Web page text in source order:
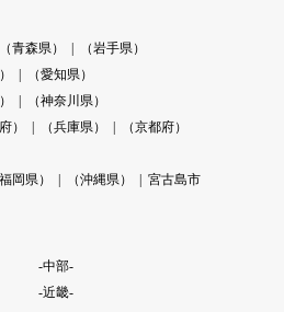
（青森県）
（岩手県）
（愛知県）
（神奈川県）
） （兵庫県）
（京都府）
福岡県） （沖縄県） 宮古島市
-中部-
-近畿-